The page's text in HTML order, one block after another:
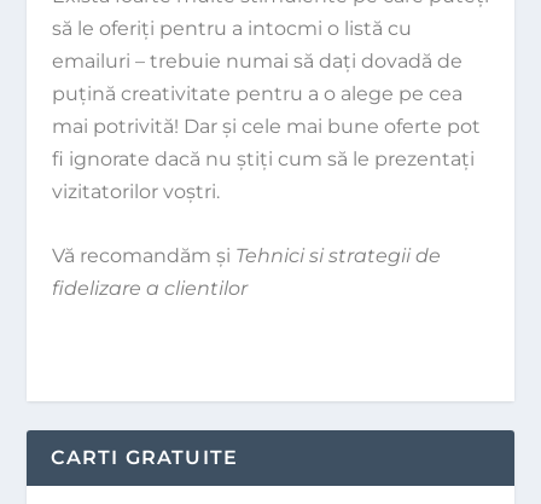
să le oferiţi pentru a intocmi o listă cu
emailuri – trebuie numai să daţi dovadă de
puţină creativitate pentru a o alege pe cea
mai potrivită! Dar şi cele mai bune oferte pot
fi ignorate dacă nu ştiţi cum să le prezentaţi
vizitatorilor voştri.
Vă recomandăm și Tehnici si strategii de
fidelizare a clientilor
CARTI GRATUITE